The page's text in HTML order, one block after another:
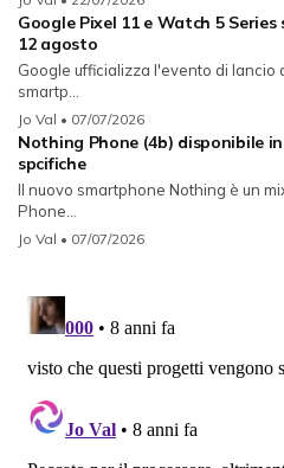
Google Pixel 11 e Watch 5
12 agosto
Google ufficializza l'evento di lancio
smartp...
Jo Val • 07/07/2026
Nothing Phone (4b) disponibile
spcifiche
Il nuovo smartphone Nothing è un
Phone...
Jo Val • 07/07/2026